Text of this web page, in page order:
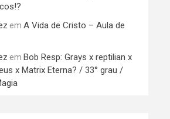
em A Vida de Cristo – Aula de
em Bob Resp: Grays x reptilian x
x Matrix Eterna? / 33° grau /